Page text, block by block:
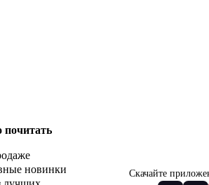
почитать
новинки
Скачайте